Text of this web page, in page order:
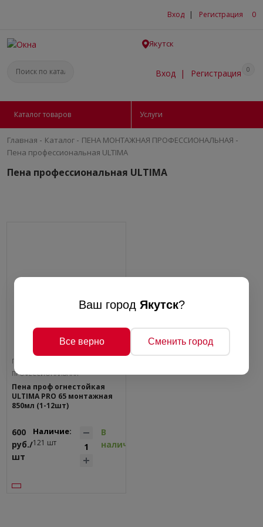
Вход | Регистрация 0
Ваш город Якутск?
Все верно Сменить город
Якутск
Вход | Регистрация 0
Каталог товаров Услуги
Главная - Каталог - ПЕНА МОНТАЖНАЯ ПРОФЕССИОНАЛЬНАЯ -
Пена профессиональная ULTIMA
Пена профессиональная ULTIMA
ПЕНА МОНТАЖНАЯ
ПРОФЕССИОНАЛЬНАЯ
Пена проф огнестойкая
ULTIMA PRO 65 монтажная
850мл (1-12шт)
600
руб./
шт
Наличие:
121 шт
В
наличии